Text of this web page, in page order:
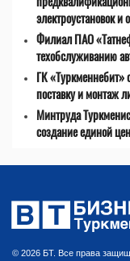
электроустановок и
Филиал ПАО
техобслуживанию
ГК «Туркменнебит»
поставку и монтаж
Минтруда
создание единой
© 2026 БТ. Все права